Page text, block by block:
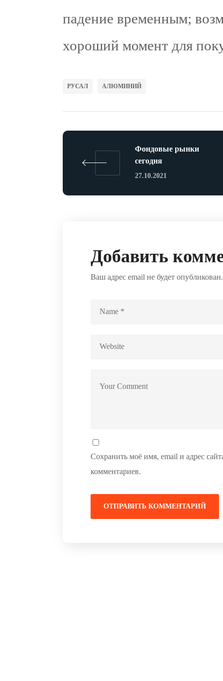
падение временным;
хороший момент для
РУСАЛ АЛЮМИНИЙ
Фондовые рынки
сегодня
27.10.2021
Добавить
Ваш адрес email не будет опубликован.
Сохранить моё имя, email и адрес
комментариев.